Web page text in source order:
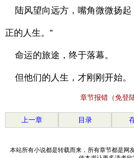
陆风望向远方，嘴角微微扬起
正的人生。”
命运的旅途，终于落幕。
但他们的人生，才刚刚开始。
章节报错（免登陆
上一章 目录
本站所有小说都是转载而来，所有章节都是网